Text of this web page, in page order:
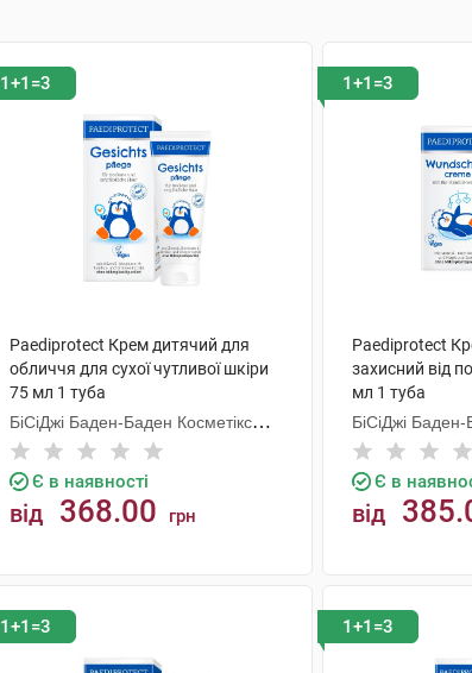
1+1=3
Paediprotect Крем дитячий для
обличчя для сухої чутливої шкіри
75 мл 1 туба
БіСіДжі Баден-Баден Косметікс
Груп Гмбх
Є в наявності
від 368.00 грн
1+1=3
Paediprotect
захисний від
мл 1 туба
БіСіДжі
Груп Гмбх
Є в
від
1+1=3 1+1=3